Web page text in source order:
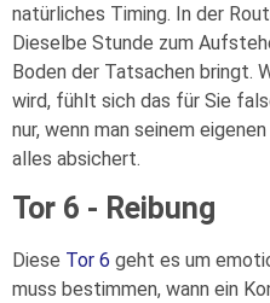
natürliches Timing. In der
Dieselbe Stunde zum
Boden der Tatsachen bringt.
wird, fühlt sich das für Sie
nur, wenn man seinem
alles absichert.
Tor 6 - Reibung
Diese Tor 6 geht es um
muss bestimmen, wann ein